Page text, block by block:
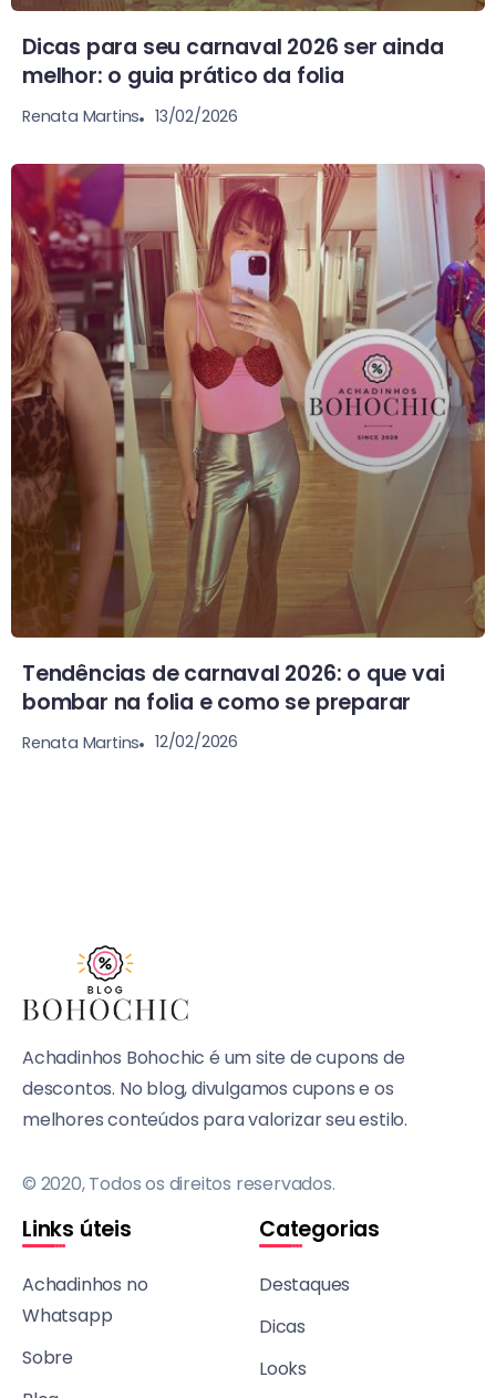
Dicas para seu carnaval 2026 ser ainda
melhor: o guia prático da folia
Renata Martins 13/02/2026
Tendências de carnaval 2026: o que vai
bombar na folia e como se preparar
Renata Martins 12/02/2026
Achadinhos Bohochic é um site de cupons de
descontos. No blog, divulgamos cupons e os
melhores conteúdos para valorizar seu estilo.
© 2020, Todos os direitos reservados.
Links úteis
Achadinhos no
Whatsapp
Sobre
Categorias
Destaques
Dicas
Looks